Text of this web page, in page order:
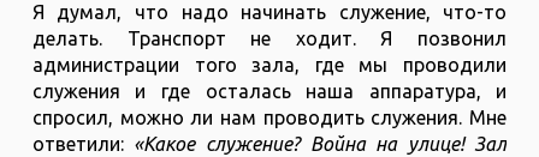
Я думал, что надо начинать служение, что-то
делать. Транспорт не ходит. Я позвонил
администрации того зала, где мы проводили
служения и где осталась наша аппаратура, и
спросил, можно ли нам проводить служения. Мне
ответили: «Какое служение? Война на улице! Зал